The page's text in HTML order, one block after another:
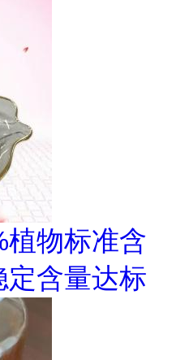
物标准含
含量达标